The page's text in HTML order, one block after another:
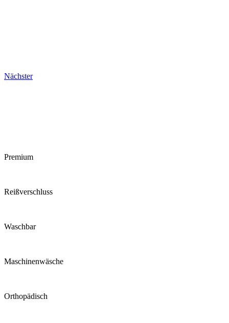
Nächster
Premium
Reiß­verschluss
Waschbar
Maschinen­wäsche
Ortho­pädisch